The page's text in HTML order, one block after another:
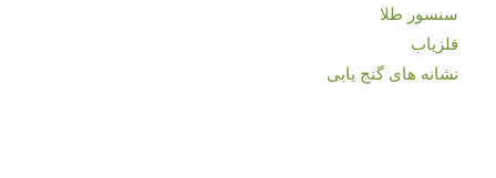
سنسور طلا
فلزیاب
نشانه های گنج یابی